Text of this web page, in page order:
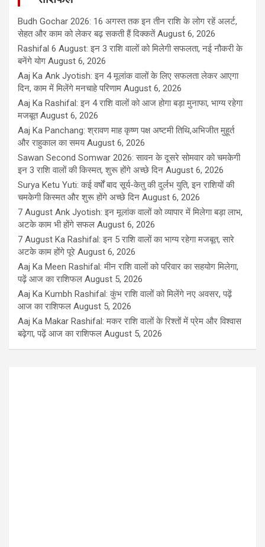
Budh Gochar 2026: 16 अगस्त तक इन तीन राशि के लोग रहें अलर्ट,
सेहत और काम को लेकर बढ़ सकती हैं दिक्कतें August 6, 2026
Rashifal 6 August: इन 3 राशि वालों को मिलेगी सफलता, नई नौकरी के
बनेंगे योग August 6, 2026
Aaj Ka Ank Jyotish: इन 4 मूलांक वालों के लिए सफलता लेकर आएगा
दिन, काम में मिलेंगे मनचाहे परिणाम August 6, 2026
Aaj Ka Rashifal: इन 4 राशि वालों को आज होगा बड़ा मुनाफा, भाग्य रहेगा
मजबूत August 6, 2026
Aaj Ka Panchang: श्रावण माह कृष्ण पक्ष अष्टमी तिथि,अभिजीत मुहूर्त
और राहुकाल का समय August 6, 2026
Sawan Second Somwar 2026: सावन के दूसरे सोमवार को चमकेगी
इन 3 राशि वालों की किस्मत, शुरू होंगे अच्छे दिन August 6, 2026
Surya Ketu Yuti: कई वर्षों बाद सूर्य-केतु की दुर्लभ युति, इन राशियों की
चमकेगी किस्मत और शुरू होंगे अच्छे दिन August 6, 2026
7 August Ank Jyotish: इन मूलांक वालों को व्यापार में मिलेगा बड़ा लाभ,
अटके काम भी होंगे सफल August 6, 2026
7 August Ka Rashifal: इन 5 राशि वालों का भाग्य रहेगा मजबूत, सारे
अटके काम होंगे पूरे August 6, 2026
Aaj Ka Meen Rashifal: मीन राशि वालों को परिवार का सहयोग मिलेगा,
पढ़ें आज का राशिफल August 5, 2026
Aaj Ka Kumbh Rashifal: कुंभ राशि वालों को मिलेंगे नए अवसर, पढ़ें
आज का राशिफल August 5, 2026
Aaj Ka Makar Rashifal: मकर राशि वालों के रिश्तों में प्रेम और विश्वास
बढ़ेगा, पढ़ें आज का राशिफल August 5, 2026